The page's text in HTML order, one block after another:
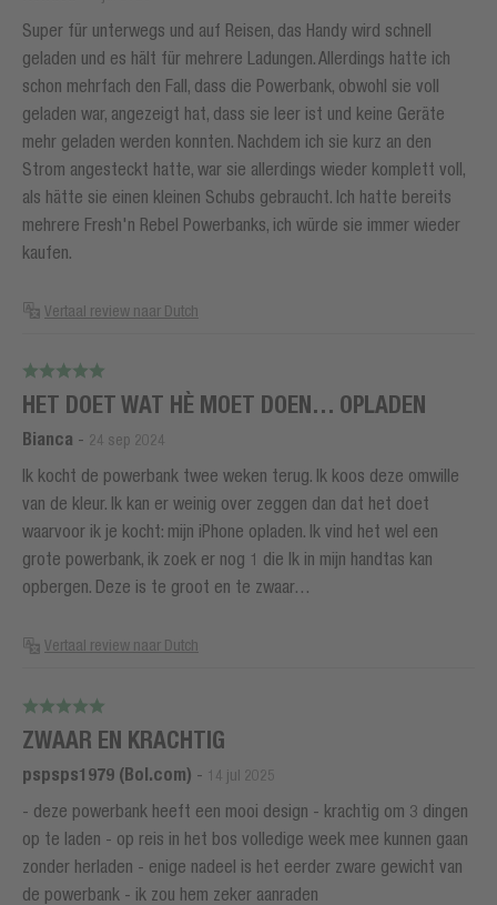
Super für unterwegs und auf Reisen, das Handy wird schnell
geladen und es hält für mehrere Ladungen. Allerdings hatte ich
schon mehrfach den Fall, dass die Powerbank, obwohl sie voll
geladen war, angezeigt hat, dass sie leer ist und keine Geräte
mehr geladen werden konnten. Nachdem ich sie kurz an den
Strom angesteckt hatte, war sie allerdings wieder komplett voll,
als hätte sie einen kleinen Schubs gebraucht. Ich hatte bereits
mehrere Fresh'n Rebel Powerbanks, ich würde sie immer wieder
kaufen.
Vertaal review naar Dutch
HET DOET WAT HÈ MOET DOEN… OPLADEN
Bianca - 24 sep 2024
Ik kocht de powerbank twee weken terug. Ik koos deze omwille
van de kleur. Ik kan er weinig over zeggen dan dat het doet
waarvoor ik je kocht: mijn iPhone opladen. Ik vind het wel een
grote powerbank, ik zoek er nog 1 die Ik in mijn handtas kan
opbergen. Deze is te groot en te zwaar…
Vertaal review naar Dutch
ZWAAR EN KRACHTIG
pspsps1979 (Bol.com) - 14 jul 2025
- deze powerbank heeft een mooi design - krachtig om 3 dingen
op te laden - op reis in het bos volledige week mee kunnen gaan
zonder herladen - enige nadeel is het eerder zware gewicht van
de powerbank - ik zou hem zeker aanraden